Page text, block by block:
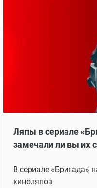
Ляпы в сериале
замечали ли вы их
В сериале «Бригада»
киноляпов